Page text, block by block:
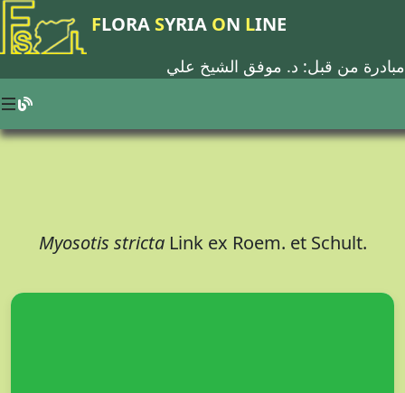
FLORA SYRIA ON LINE
مبادرة من قبل: د. موفق الشيخ علي
Myosotis stricta Link ex Roem. et Schult.